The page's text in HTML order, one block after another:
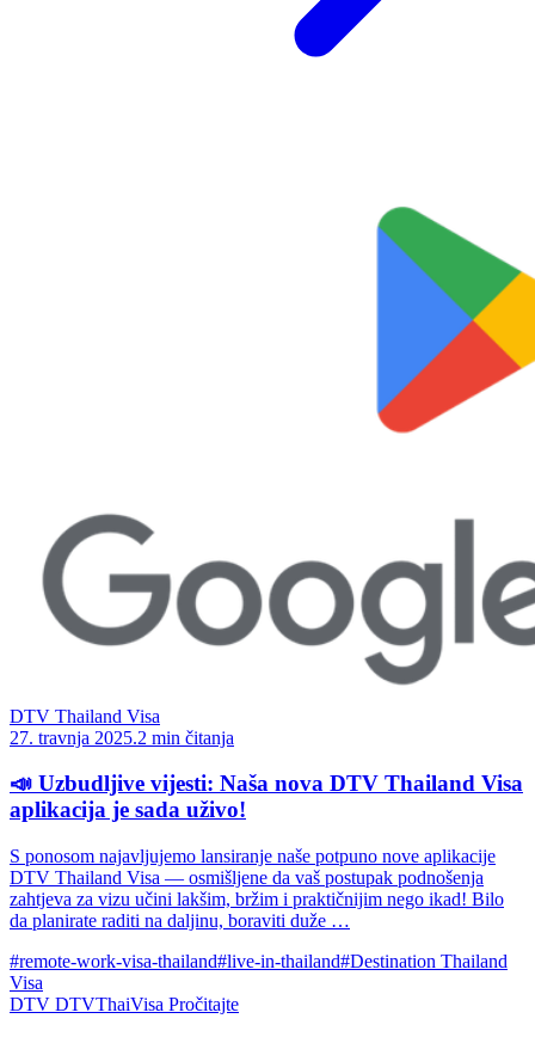
DTV Thailand Visa
27. travnja 2025.2 min čitanja
📣 Uzbudljive vijesti: Naša nova DTV Thailand Visa
aplikacija je sada uživo!
S ponosom najavljujemo lansiranje naše potpuno nove aplikacije
DTV Thailand Visa — osmišljene da vaš postupak podnošenja
zahtjeva za vizu učini lakšim, bržim i praktičnijim nego ikad! Bilo
da planirate raditi na daljinu, boraviti duže …
#remote-work-visa-thailand#live-in-thailand#Destination Thailand
Visa
DTV DTVThaiVisa Pročitajte